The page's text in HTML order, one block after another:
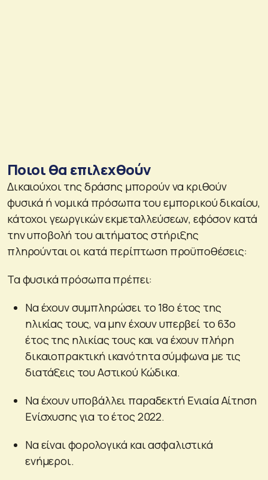
Ποιοι θα επιλεχθούν
Δικαιούχοι της δράσης μπορούν να κριθούν
φυσικά ή νομικά πρόσωπα του εμπορικού δικαίου,
κάτοχοι γεωργικών εκμεταλλεύσεων, εφόσον κατά
την υποβολή του αιτήματος στήριξης
πληρούνται οι κατά περίπτωση προϋποθέσεις:
Τα φυσικά πρόσωπα πρέπει:
Να έχουν συμπληρώσει το 18ο έτος της
ηλικίας τους, να μην έχουν υπερβεί το 63ο
έτος της ηλικίας τους και να έχουν πλήρη
δικαιοπρακτική ικανότητα σύμφωνα με τις
διατάξεις του Αστικού Κώδικα.
Να έχουν υποβάλλει παραδεκτή Ενιαία Αίτηση
Ενίσχυσης για το έτος 2022.
Να είναι φορολογικά και ασφαλιστικά
ενήμεροι.